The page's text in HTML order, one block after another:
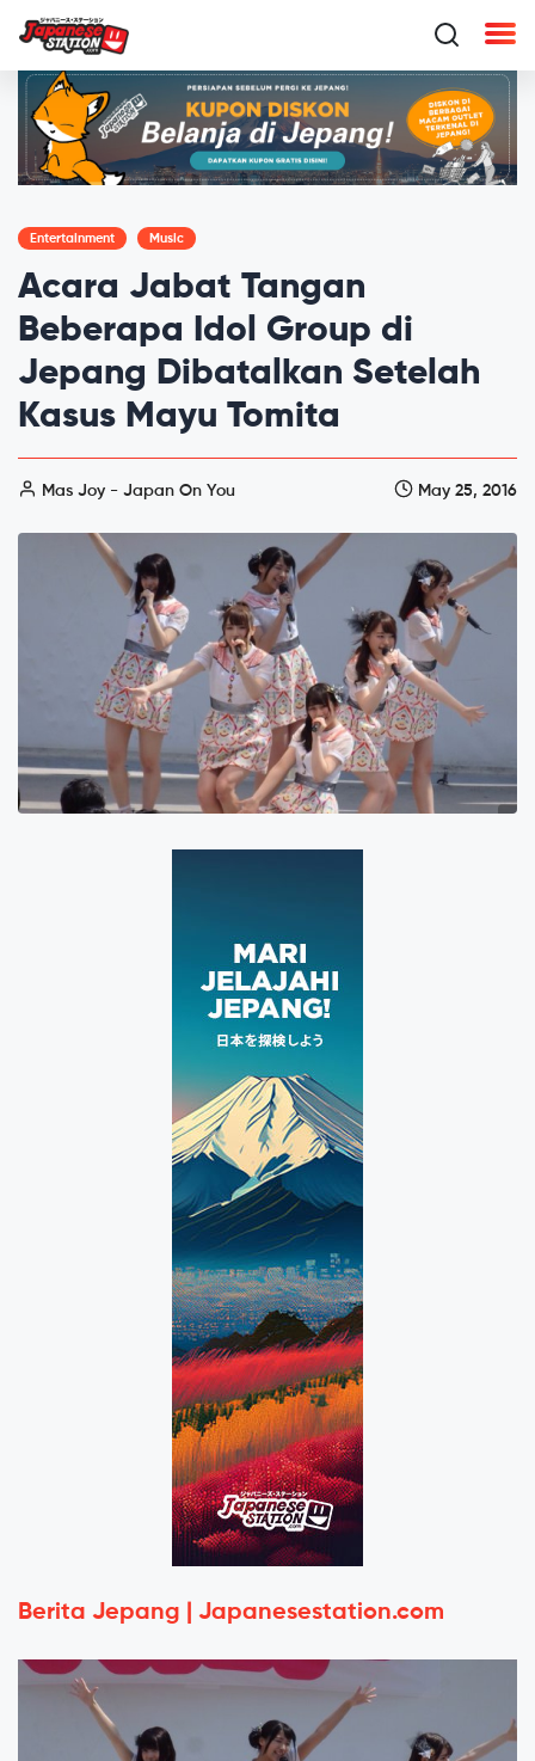
Entertainment Music
Acara Jabat Tangan
Beberapa Idol Group di
Jepang Dibatalkan Setelah
Kasus Mayu Tomita
Mas Joy - Japan On You May 25, 2016
Berita Jepang | Japanesestation.com